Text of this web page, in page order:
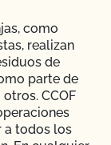
como
realizan
de
parte de
CCOF
a todos los